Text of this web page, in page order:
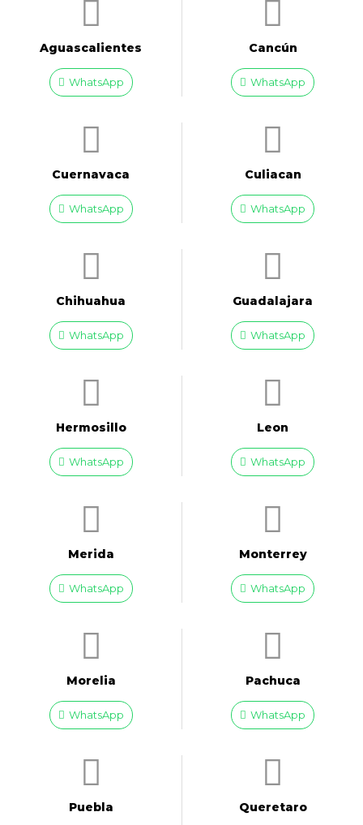
Aguascalientes
WhatsApp
Cancún
WhatsApp
Cuernavaca
WhatsApp
Culiacan
WhatsApp
Chihuahua
WhatsApp
Guadalajara
WhatsApp
Hermosillo
WhatsApp
Leon
WhatsApp
Merida
WhatsApp
Monterrey
WhatsApp
Morelia
WhatsApp
Pachuca
WhatsApp
Puebla Queretaro